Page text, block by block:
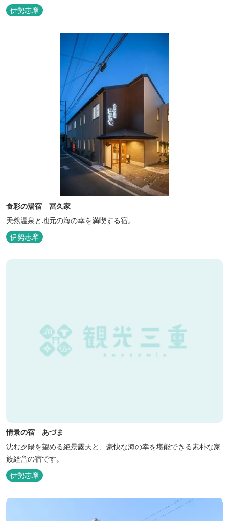
伊勢志摩
食彩の湯宿 冨久家
天然温泉と地元の海の幸を満喫する宿。
伊勢志摩
情景の宿 あづま
沈む夕陽を望める絶景露天と、豪快な海の幸を堪能できる素朴な家
族経営の宿です。
伊勢志摩